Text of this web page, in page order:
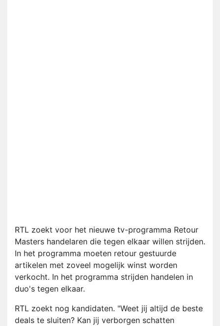
RTL zoekt voor het nieuwe tv-programma Retour
Masters handelaren die tegen elkaar willen strijden.
In het programma moeten retour gestuurde
artikelen met zoveel mogelijk winst worden
verkocht. In het programma strijden handelen in
duo's tegen elkaar.
RTL zoekt nog kandidaten. "Weet jij altijd de beste
deals te sluiten? Kan jij verborgen schatten